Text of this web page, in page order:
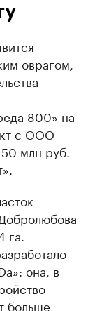
оврагом,
800» на
с ООО
млн руб.
она, в
больше